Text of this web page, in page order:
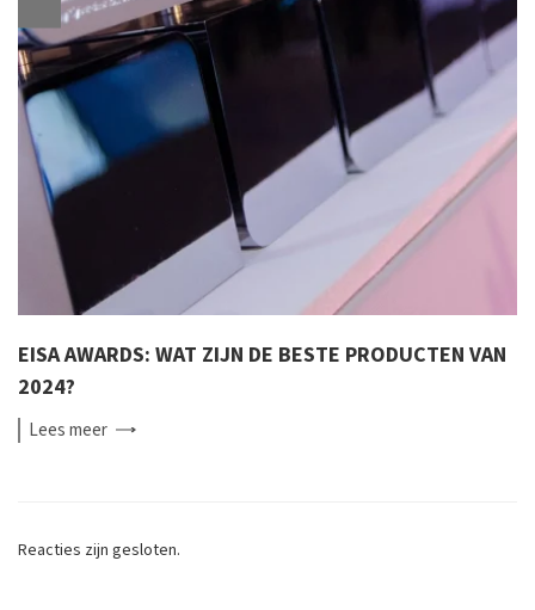
EISA AWARDS: WAT ZIJN DE BESTE PRODUCTEN VAN
2024?
Leesmeer
Reacties zijn gesloten.